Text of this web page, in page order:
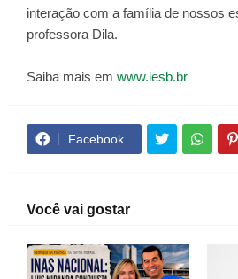
interação com a família de nossos
professora Dila.
Saiba mais em www.iesb.br
Facebook
Você vai gostar